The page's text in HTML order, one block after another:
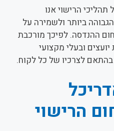
הרישוי אנו
ביותר ולשמירה על
ההנדסה. לפיכך מורכבת
ובעלי מקצועי
בהתאם לצרכיו של כל לקוח.
הרישוי